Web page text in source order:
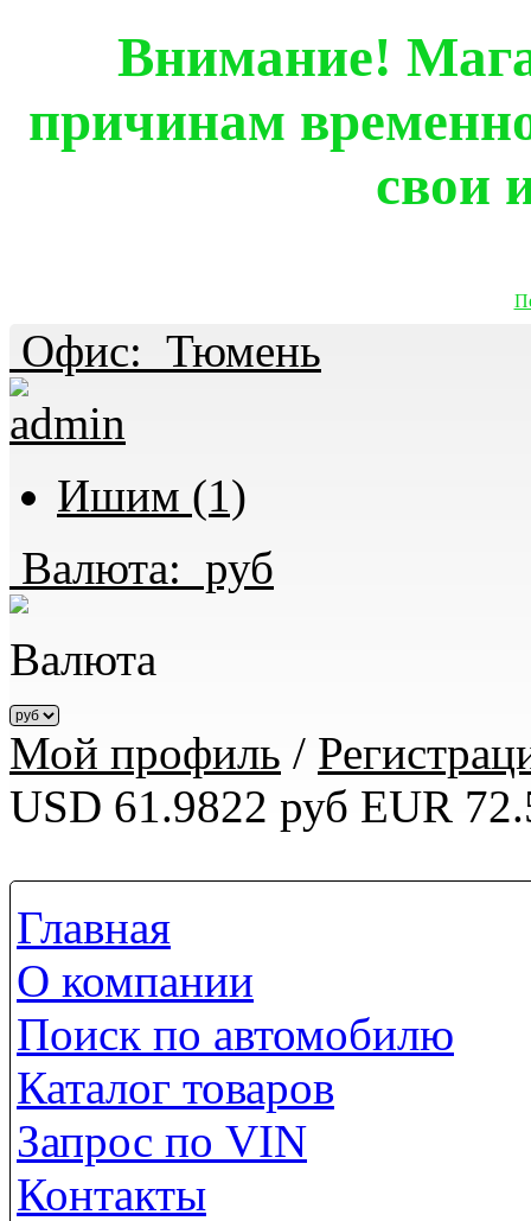
Внимание!
причинам
свои
Офис: Тюмень
Ишим (1)
Валюта: руб
Валюта
Мой профиль /
USD 61.9822 руб EUR
Главная
О компании
Поиск по автомобилю
Каталог товаров
Запрос по VIN
Контакты